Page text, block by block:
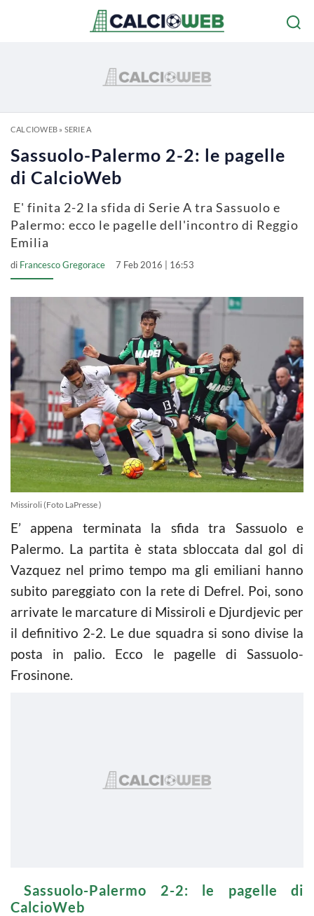
CALCIOWEB» SERIE A
Sassuolo-Palermo 2-2: le pagelle
di CalcioWeb
E' finita 2-2 la sfida di Serie A tra Sassuolo e
Palermo: ecco le pagelle dell'incontro di Reggio
Emilia
di Francesco Gregorace 7 Feb 2016 | 16:53
Missiroli (Foto LaPresse )
E’ appena terminata la sfida tra Sassuolo e
Palermo. La partita è stata sbloccata dal gol di
Vazquez nel primo tempo ma gli emiliani hanno
subito pareggiato con la rete di Defrel. Poi, sono
arrivate le marcature di Missiroli e Djurdjevic per
il definitivo 2-2. Le due squadra si sono divise la
posta in palio. Ecco le pagelle di Sassuolo-
Frosinone.
Sassuolo-Palermo 2-2: le pagelle di
CalcioWeb